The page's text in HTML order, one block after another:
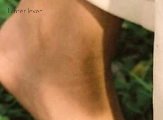
lichter leven